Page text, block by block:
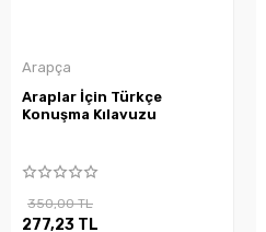
Arapça
Araplar İçin Türkçe
Konuşma Kılavuzu
350,00 TL
277,23 TL